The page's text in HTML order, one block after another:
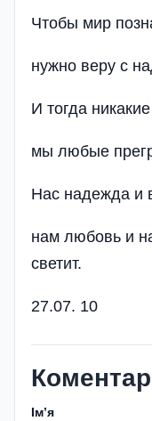
Чтобы мир
нужно веру с
И тогда
мы любые
Нас надежда и
нам любовь и
светит.
27.07. 10
Імʼя